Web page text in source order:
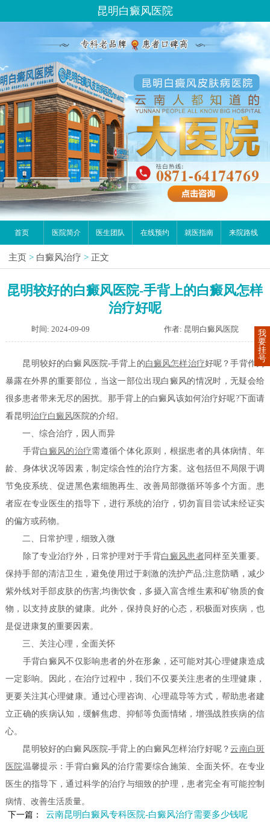
昆明白癜风医院
首页 医院简介 医生团队 在线预约 就医指南 来院路线
主页 > 白癜风治疗 > 正文
昆明较好的白癜风医院-手背上的白癜风怎样
治疗好呢
时间: 2024-09-09 作者: 昆明白癜风医院
昆明较好的白癜风医院-手背上的白癜风怎样治疗好呢？手背作为
暴露在外界的重要部位，当这一部位出现白癜风的情况时，无疑会给
很多患者带来无尽的困扰。那手背上的白癜风该如何治疗好呢?下面请
看昆明治疗白癜风 医院的介绍。
一、综合治疗，因人而异
手背白癜风的治疗需遵循个体化原则，根据患者的具体病情、年
龄、身体状况等因素，制定综合性的治疗方案。这包括但不局限于调
节免疫系统、促进黑色素细胞再生、改善局部微循环等多个方面。患
者应在专业医生的指导下，进行系统的治疗，切勿盲目尝试未经证实
的偏方或药物。
二、日常护理，细致入微
除了专业治疗外，日常护理对于手背白癜风患者同样至关重要。
保持手部的清洁卫生，避免使用过于刺激的洗护产品;注意防晒，减少
紫外线对手部皮肤的伤害;均衡饮食，多摄入富含维生素和矿物质的食
物，以支持皮肤的健康。此外，保持良好的心态，积极面对疾病，也
是促进康复的重要因素。
三、关注心理，全面关怀
手背白癜风不仅影响患者的外在形象，还可能对其心理健康造成
一定影响。因此，在治疗过程中，我们不仅要关注患者的生理健康，
更要关注其心理健康。通过心理咨询、心理疏导等方式，帮助患者建
立正确的疾病认知，缓解焦虑、抑郁等负面情绪，增强战胜疾病的信
心。
昆明较好的白癜风医院-手背上的白癜风怎样治疗好呢？云南白斑
医院温馨提示：手背白癜风的治疗需要综合施策、全面关怀。在专业
医生的指导下，通过科学的治疗与细致的护理，患者完全有可能控制
病情、改善生活质量。
下一篇：
云南昆明白癜风专科医院-白癜风治疗需要多少钱呢
我
要
挂
号